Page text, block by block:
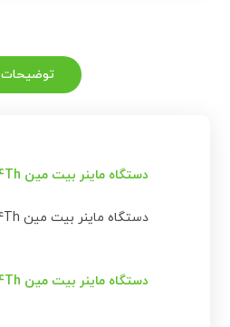
توضیحات
دستگاه ماینر بیت مین Antminer T19 84Th
دستگاه ماینر بیت مین Antminer T19 84Th
دستگاه ماینر بیت مین Antminer T19 84Th